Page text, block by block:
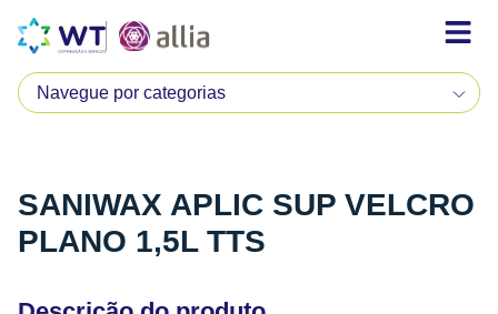
SANIWAX APLIC SUP VELCRO
PLANO 1,5L TTS